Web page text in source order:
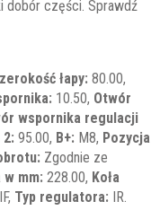
dobór części. Sprawdź
łapy: 80.00,
10.50, Otwór
wspornika regulacji
95.00, B+: M8, Pozycja
Zgodnie ze
w mm: 228.00, Koła
IF, Typ regulatora: IR.